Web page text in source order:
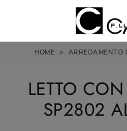
HOME > ARREDAMENTO
LETTO CON
SP2802